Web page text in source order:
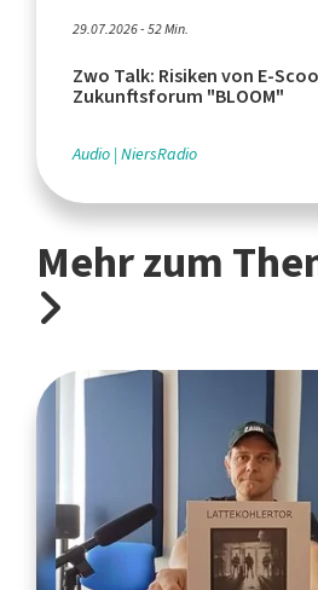
29.07.2026 - 52 Min.
Zwo Talk: Risiken von E-
Zukunftsforum "BLOOM"
Audio NiersRadio
Mehr zum